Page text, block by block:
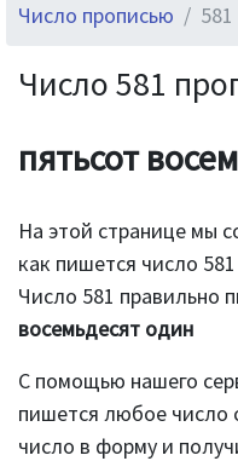
Число прописью 581
Число 581
пятьсот
На этой странице мы
как пишется число
Число 581 правильно
восемьдесят один
С помощью нашего
пишется любое число
число в форму и